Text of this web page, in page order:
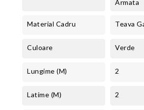
Armata
Material Cadru Teava
Culoare Verde
Lungime (m) 2
Latime (m) 2